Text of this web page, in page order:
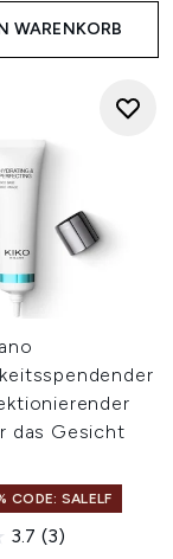
WARENKORB
das Gesicht
CODE: SALELF
3.7 (3)